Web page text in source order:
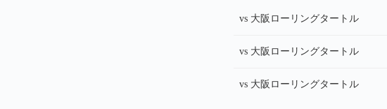
vs 大阪ローリングタートル
vs 大阪ローリングタートル
vs 大阪ローリングタートル